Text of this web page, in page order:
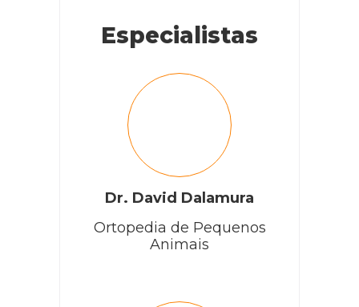
Especialistas
Dr. David Dalamura
Ortopedia de Pequenos
Animais